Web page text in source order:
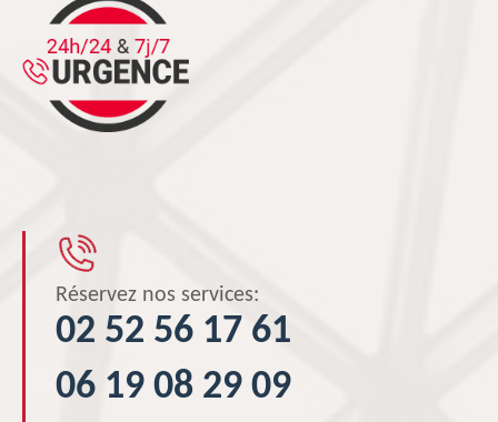
Réservez nos services:
02 52 56 17 61
06 19 08 29 09